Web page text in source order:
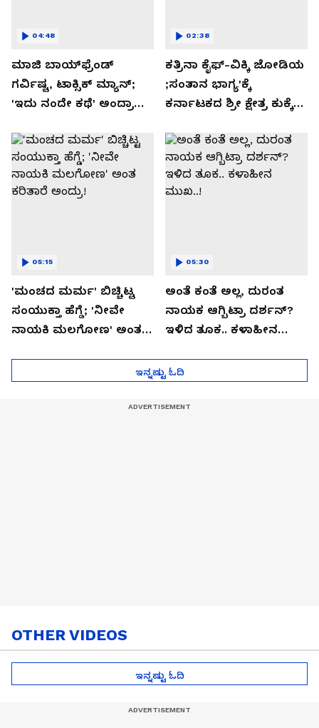
ಮಾಜಿ ಬಾಯ್‌ಫ್ರೆಂಡ್
ಗರ್ವಿಷ್ಟ, ಟಾಕ್ಸಿಕ್ ಮ್ಯಾನ್;
'ಇದು ನಂದೇ ಕಥೆ' ಅಂದ್ರಾ
ಮಂದಣ್ಣ?
04:48
ಕತ್ರಿನಾ ಕೈಫ್-ವಿಕ್ಕಿ ಜೋಡಿಯ
;ಸಂತಾನ ಭಾಗ್ಯ'ಕ್ಕೆ
ಕರ್ನಾಟಕದ ಶ್ರೀ ಕ್ಷೇತ್ರ ಕುಕ್ಕೆ
02:38
'ಮಂಚದ ಮರ್ಮ' ಬಿಚ್ಚಿಟ್ಟ
ಸಂಯುಕ್ತಾ ಹೆಗ್ಡೆ; 'ನೀವೇ
ನಾಯಕಿ ಮಲಗೋಣ' ಅಂತ
05:15
ಅಂತೆ ಕಂತೆ ಅಲ್ಲ, ದುರಂತ
ನಾಯಕ ಆಗ್ಬಿಟ್ರಾ ದರ್ಶನ್?
ಇಳಿದ ತೂಕ.. ಕಳಾಹೀನ
05:30
ಇನ್ನಷ್ಟು ಓದಿ
OTHER VIDEOS
ಇನ್ನಷ್ಟು ಓದಿ